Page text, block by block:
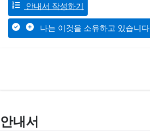
안내서 작성하기
나는 이것을 소유하고 있습니다
안내서